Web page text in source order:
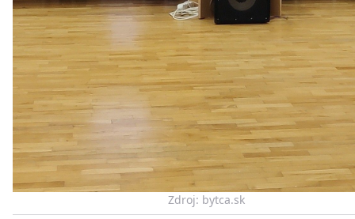
Zdroj: bytca.sk